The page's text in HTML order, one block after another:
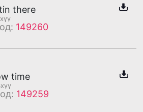
there
149260
time
149259